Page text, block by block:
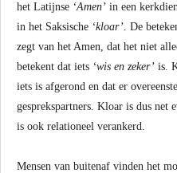
het Latijnse ‘Amen’ in een
in het Saksische ‘kloar’. De
zegt van het Amen, dat het niet
betekent dat iets ‘wis en zeker’ is.
iets is afgerond en dat er
gesprekspartners. Kloar is dus net
is ook relationeel verankerd.
Mensen van buitenaf vinden het